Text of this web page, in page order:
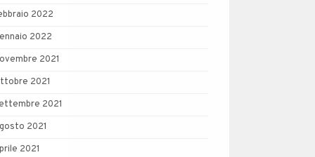
2022
2022
2021
2021
2021
2021
2021